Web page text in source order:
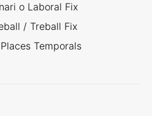
o Laboral Fix
/ Treball Fix
Temporals